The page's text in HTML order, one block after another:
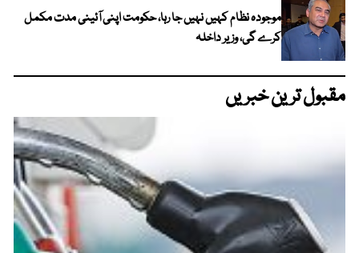
موجودہ نظام کہیں نہیں جا رہا، حکومت اپنی آئینی مدت مکمل
کرے گی، وزیر داخلہ
مقبول ترین خبریں